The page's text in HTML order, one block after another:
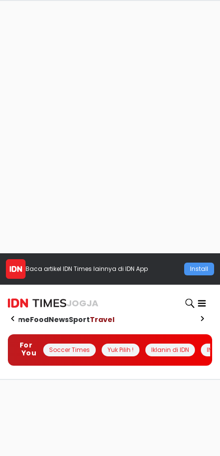
Baca artikel IDN Times lainnya di IDN App Install
JOGJA
HomeFoodNewsSportTravel
For
You
Soccer Times Yuk Pilih ! Iklanin di IDN